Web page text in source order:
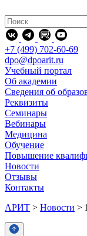
+7 (499) 702-60-69
dpo@dpoarit.ru
Учебный портал
Об академии
Сведения об
Реквизиты
Семинары
Вебинары
Медицина
Обучение
Повышение
Новости
Отзывы
Контакты
АРИТ > Новости >